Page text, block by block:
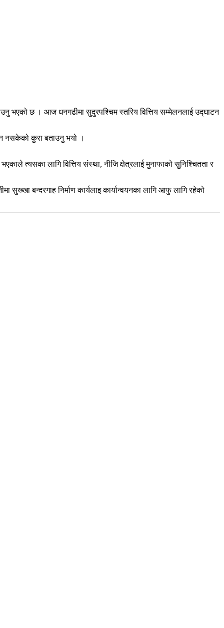
भएको छ । आज धनगढीमा सुदुरपश्चिम स्तरिय वित्तिय सम्मेलनलाई उद्घाटन
नसकेको कुरा बताउनु भयो ।
त्यसका लागि वित्तिय संस्था, नीजि क्षेत्रलाई मुनाफाको सुनिश्चितता र
बन्दरगाह निर्माण कार्यलाइ कार्यान्वयनका लागि आफु लागि रहेको